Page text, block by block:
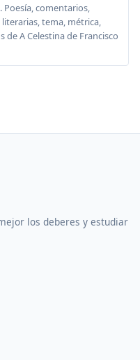
Poesía, comentarios,
tema, métrica,
A Celestina de Francisco
los deberes y estudiar